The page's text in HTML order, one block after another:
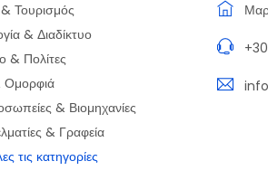
& Τουρισμός
& Διαδίκτυο
& Πολίτες
Ομορφιά
& Βιομηχανίες
& Γραφεία
τις κατηγορίες